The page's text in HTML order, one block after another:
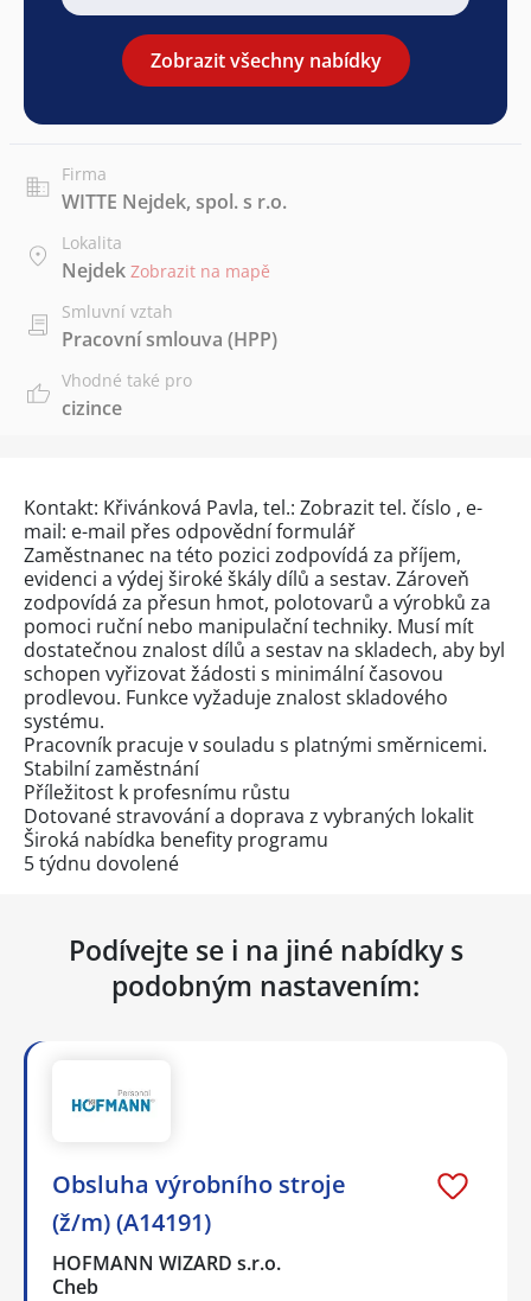
Zobrazit všechny nabídky
Firma
WITTE Nejdek, spol. s r.o.
Lokalita
Nejdek Zobrazit na mapě
Smluvní vztah
Pracovní smlouva (HPP)
Vhodné také pro
cizince
Kontakt: Křivánková Pavla, tel.: Zobrazit tel. číslo , e-
mail: e-mail přes odpovědní formulář
Zaměstnanec na této pozici zodpovídá za příjem,
evidenci a výdej široké škály dílů a sestav. Zároveň
zodpovídá za přesun hmot, polotovarů a výrobků za
pomoci ruční nebo manipulační techniky. Musí mít
dostatečnou znalost dílů a sestav na skladech, aby byl
schopen vyřizovat žádosti s minimální časovou
prodlevou. Funkce vyžaduje znalost skladového
systému.
Pracovník pracuje v souladu s platnými směrnicemi.
Stabilní zaměstnání
Příležitost k profesnímu růstu
Dotované stravování a doprava z vybraných lokalit
Široká nabídka benefity programu
5 týdnu dovolené
Podívejte se i na jiné nabídky s
podobným nastavením:
Obsluha výrobního stroje
(ž/m) (A14191)
HOFMANN WIZARD s.r.o.
Cheb